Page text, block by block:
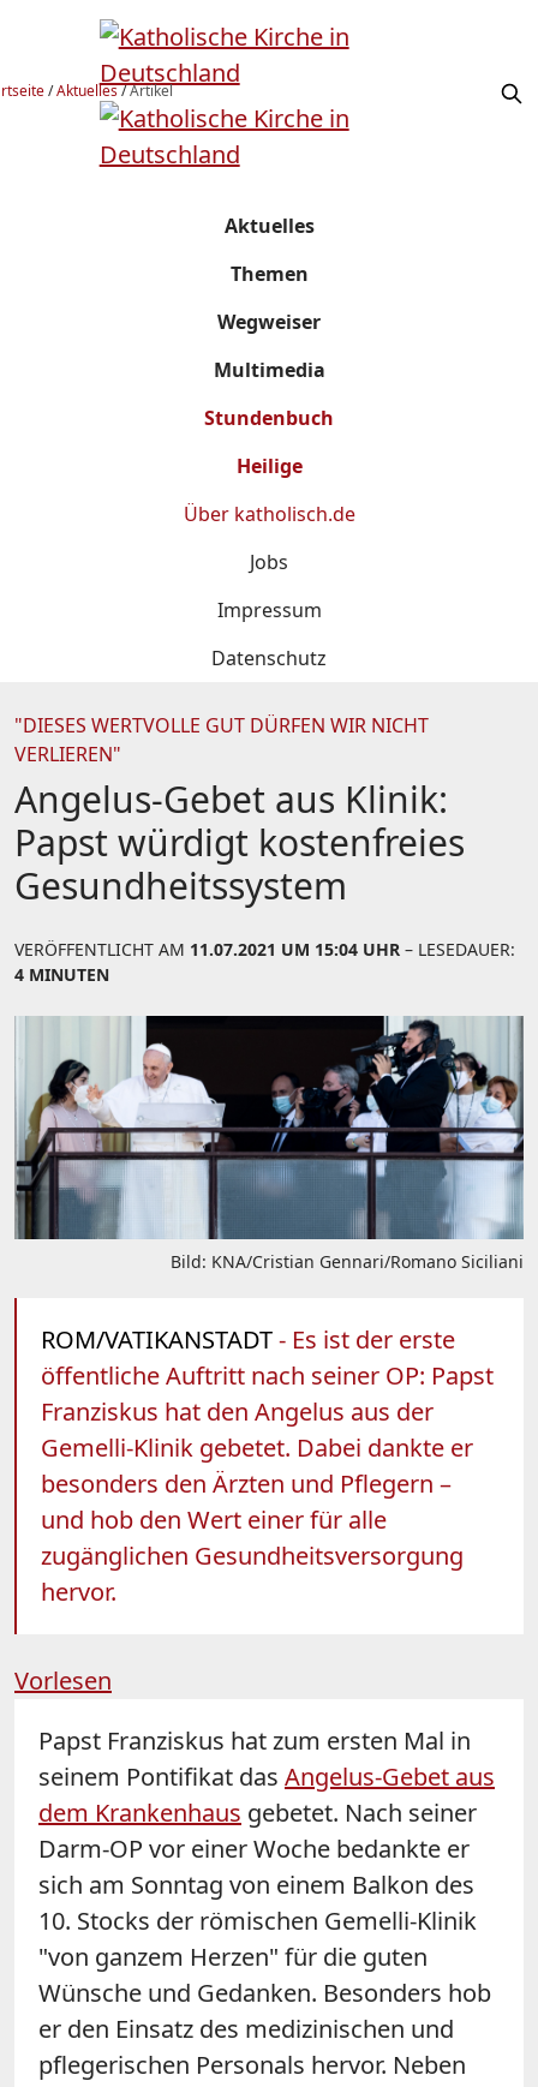
/Aktuelles/Artikel
Aktuelles
Themen
Wegweiser
Multimedia
Stundenbuch
Heilige
Über katholisch.de
Jobs
Impressum
Datenschutz
"DIESES WERTVOLLE GUT DÜRFEN WIR NICHT
VERLIEREN"
Angelus-Gebet aus Klinik:
Papst würdigt kostenfreies
Gesundheitssystem
VERÖFFENTLICHT AM 11.07.2021 UM 15:04 UHR – LESEDAUER:
4 MINUTEN
Bild: KNA/Cristian Gennari/Romano Siciliani
ROM/VATIKANSTADT- Es ist der erste
öffentliche Auftritt nach seiner OP: Papst
Franziskus hat den Angelus aus der
Gemelli-Klinik gebetet. Dabei dankte er
besonders den Ärzten und Pflegern –
und hob den Wert einer für alle
zugänglichen Gesundheitsversorgung
hervor.
Vorlesen
Papst Franziskus hat zum ersten Mal in
seinem Pontifikat das Angelus-Gebet aus
dem Krankenhaus gebetet. Nach seiner
Darm-OP vor einer Woche bedankte er
sich am Sonntag von einem Balkon des
10. Stocks der römischen Gemelli-Klinik
"von ganzem Herzen" für die guten
Wünsche und Gedanken. Besonders hob
er den Einsatz des medizinischen und
pflegerischen Personals hervor. Neben